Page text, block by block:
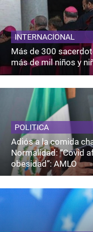
INTERNACIONAL
Más de 300
más de mil niños y
POLITICA
Adiós a la comida
Normalidad: “Covid
obesidad”: AMLO